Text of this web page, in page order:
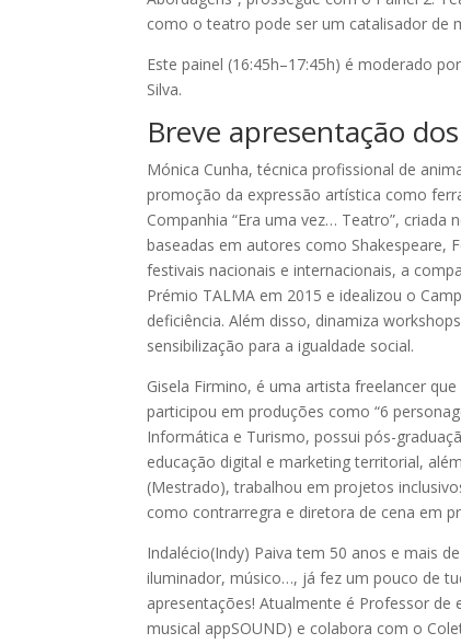
como o teatro pode ser um catalisador de
Este painel (16:45h–17:45h) é moderado
Silva.
Breve apresentação
Mónica Cunha, técnica profissional de
promoção da expressão artística como
Companhia “Era uma vez… Teatro”,
baseadas em autores como Shakespeare,
festivais nacionais e internacionais, a
Prémio TALMA em 2015 e idealizou o
deficiência. Além disso, dinamiza
sensibilização para a igualdade social.
Gisela Firmino, é uma artista freelancer
participou em produções como “6
Informática e Turismo, possui pós-
educação digital e marketing territorial,
(Mestrado), trabalhou em projetos
como contrarregra e diretora de cena em
Indalécio(Indy) Paiva tem 50 anos e mais
iluminador, músico…, já fez um pouco de
apresentações! Atualmente é Professor
musical appSOUND) e colabora com o